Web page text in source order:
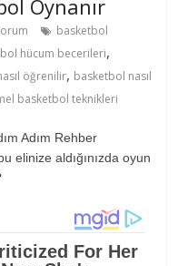
Oynanır
basketbol
hücum becerileri,
öğrenilir, basketbol nasıl
basketbol teknikleri
Adım Rehber
elinize aldığınızda oyun